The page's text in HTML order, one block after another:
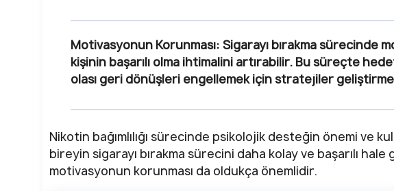
Motivasyonun Korunması: Sigarayı bırakma sürecinde
kişinin başarılı olma ihtimalini artırabilir. Bu süreçte
olası geri dönüşleri engellemek için stratejiler
Nikotin bağımlılığı sürecinde psikolojik desteğin önemi ve
bireyin sigarayı bırakma sürecini daha kolay ve başarılı
motivasyonun korunması da oldukça önemlidir.